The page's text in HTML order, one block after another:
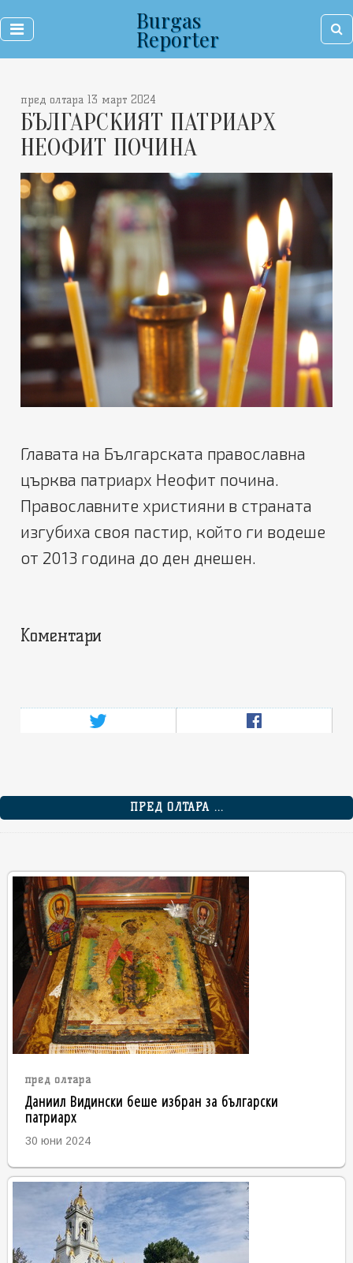
Burgas
Reporter
пред олтара 13 март 2024
БЪЛГАРСКИЯТ ПАТРИАРХ
НЕОФИТ ПОЧИНА
Главата на Българската православна
църква патриарх Неофит почина.
Православните християни в страната
изгубиха своя пастир, който ги водеше
от 2013 година до ден днешен.
Коментари
ПРЕД ОЛТАРА ...
пред олтара
Даниил Видински беше избран за български
патриарх
30 юни 2024